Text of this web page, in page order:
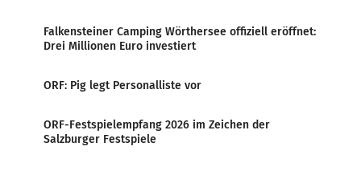
Falkensteiner Camping Wörthersee offiziell eröffnet:
Drei Millionen Euro investiert
ORF: Pig legt Personalliste vor
ORF-Festspielempfang 2026 im Zeichen der
Salzburger Festspiele